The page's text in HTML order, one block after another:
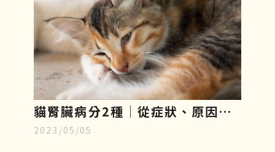
貓腎臟病分2種│從症狀、原因、
飲食原則到幹細胞治療一一解析
2023/05/05